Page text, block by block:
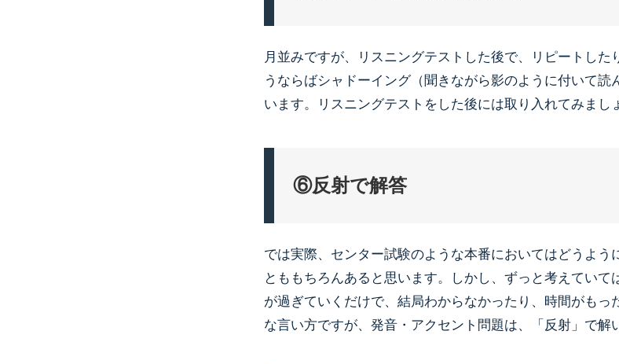
月並みですが、リスニングテストした後で、リピートした
うならばシャドーイング（聞きながら影のように付いて読
います。リスニングテストをした後には取り入れてみまし
⑥反射で解答
では実際、センター試験のような本番においてはどうよう
とももちろんあると思います。しかし、ずっと考えていて
が過ぎていくだけで、結局わからなかったり、時間がもっ
な言い方ですが、発音・アクセント問題は、「反射」で解